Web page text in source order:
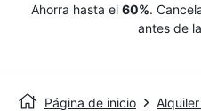
Ahorra hasta el 60%.
antes de
Página de inicio